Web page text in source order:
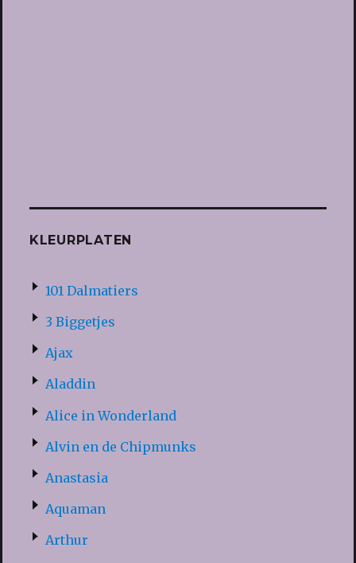
KLEURPLATEN
101 Dalmatiers
3 Biggetjes
Ajax
Aladdin
Alice in Wonderland
Alvin en de Chipmunks
Anastasia
Aquaman
Arthur